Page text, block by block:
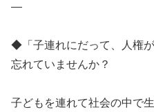
—
◆「子連れにだって、人権
忘れていませんか？
子どもを連れて社会の中で